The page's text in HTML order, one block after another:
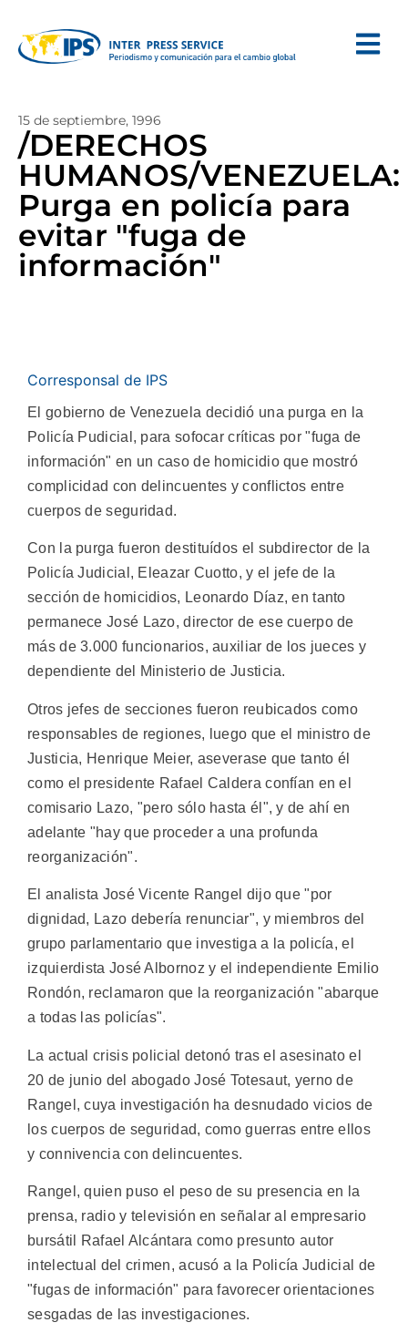
15 de septiembre, 1996
/DERECHOS
HUMANOS/VENEZUELA:
Purga en policía para
evitar "fuga de
información"
Corresponsal de IPS
El gobierno de Venezuela decidió una purga en la
Policía Pudicial, para sofocar críticas por "fuga de
información" en un caso de homicidio que mostró
complicidad con delincuentes y conflictos entre
cuerpos de seguridad.
Con la purga fueron destituídos el subdirector de la
Policía Judicial, Eleazar Cuotto, y el jefe de la
sección de homicidios, Leonardo Díaz, en tanto
permanece José Lazo, director de ese cuerpo de
más de 3.000 funcionarios, auxiliar de los jueces y
dependiente del Ministerio de Justicia.
Otros jefes de secciones fueron reubicados como
responsables de regiones, luego que el ministro de
Justicia, Henrique Meier, aseverase que tanto él
como el presidente Rafael Caldera confían en el
comisario Lazo, "pero sólo hasta él", y de ahí en
adelante "hay que proceder a una profunda
reorganización".
El analista José Vicente Rangel dijo que "por
dignidad, Lazo debería renunciar", y miembros del
grupo parlamentario que investiga a la policía, el
izquierdista José Albornoz y el independiente Emilio
Rondón, reclamaron que la reorganización "abarque
a todas las policías".
La actual crisis policial detonó tras el asesinato el
20 de junio del abogado José Totesaut, yerno de
Rangel, cuya investigación ha desnudado vicios de
los cuerpos de seguridad, como guerras entre ellos
y connivencia con delincuentes.
Rangel, quien puso el peso de su presencia en la
prensa, radio y televisión en señalar al empresario
bursátil Rafael Alcántara como presunto autor
intelectual del crimen, acusó a la Policía Judicial de
"fugas de información" para favorecer orientaciones
sesgadas de las investigaciones.